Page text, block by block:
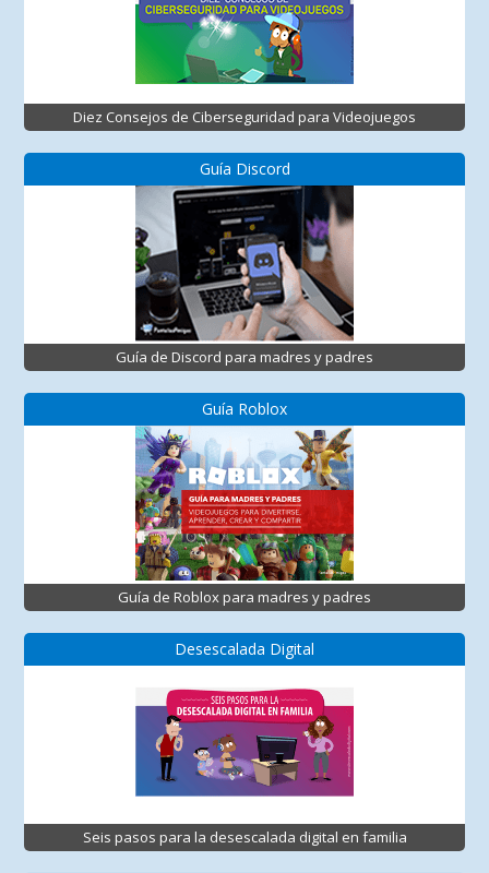
Diez Consejos de Ciberseguridad para Videojuegos
Guía Discord
Guía de Discord para madres y padres
Guía Roblox
Guía de Roblox para madres y padres
Desescalada Digital
Seis pasos para la desescalada digital en familia